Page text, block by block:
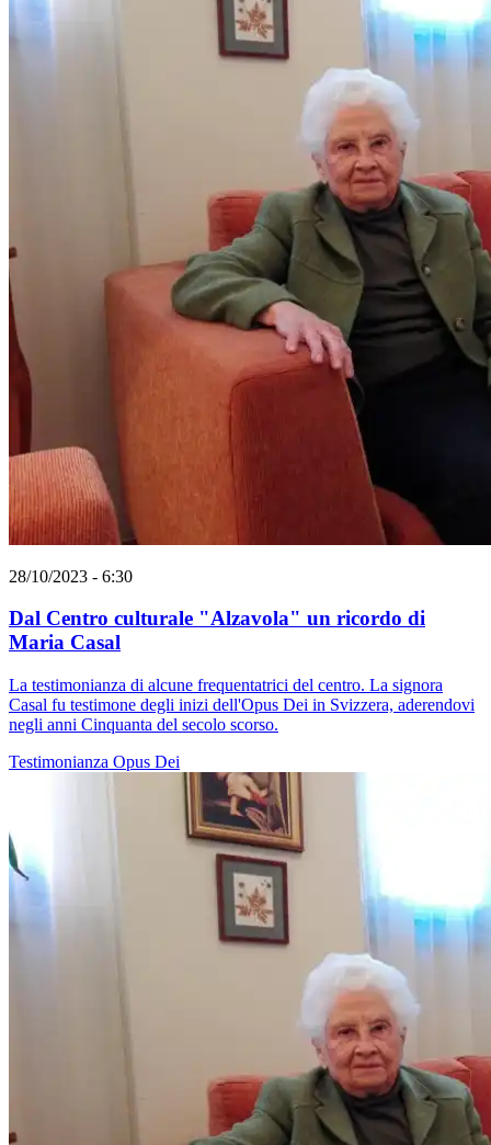
28/10/2023 - 6:30
Dal Centro culturale "Alzavola" un ricordo di
Maria Casal
La testimonianza di alcune frequentatrici del centro. La signora
Casal fu testimone degli inizi dell'Opus Dei in Svizzera, aderendovi
negli anni Cinquanta del secolo scorso.
Testimonianza Opus Dei